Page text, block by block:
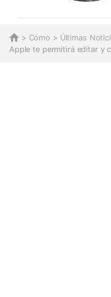
> Cómo > Últimas
Apple te permitirá editar y